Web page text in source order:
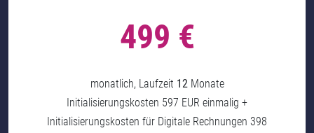
499 €
monatlich, Laufzeit 12Monate
Initialisierungskosten 597 EUR einmalig +
Initialisierungskosten für Digitale Rechnungen 398